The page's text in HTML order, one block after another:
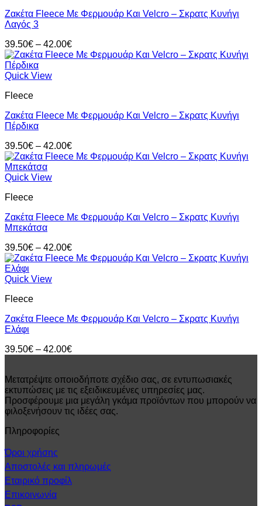
Ζακέτα Fleece Με Φερμουάρ Και Velcro – Σκρατς Κυνήγι
Λαγός 3
39.50€ – 42.00€Price
range:
Quick View
Fleece
Ζακέτα Fleece Με Φερμουάρ Και Velcro – Σκρατς Κυνήγι
Πέρδικα
39.50€ – 42.00€Price
range:
Quick View
Fleece
Ζακέτα Fleece Με Φερμουάρ Και Velcro – Σκρατς Κυνήγι
Μπεκάτσα
39.50€ – 42.00€Price
range:
Quick View
Fleece
Ζακέτα Fleece Με Φερμουάρ Και Velcro – Σκρατς Κυνήγι
Ελάφι
39.50€ – 42.00€Price
through
42.00€
Μετατρέψτε οποιοδήποτε σχέδιο σας, σε εντυπωσιακές
εκτυπώσεις με τις εξειδικευμένες υπηρεσίες μας.
Προσφέρουμε μια μεγάλη γκάμα προϊόντων που μπορούν να
φιλοξενήσουν τις ιδέες σας.
Πληροφορίες
Όροι χρήσης
Αποστολές και πληρωμές
Εταιρικό προφίλ
Επικοινωνία